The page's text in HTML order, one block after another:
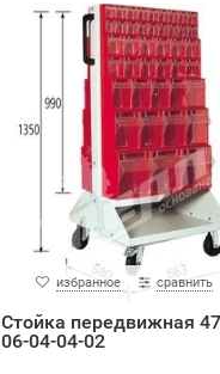
избранное сравнить
Стойка передвижная
06-04-04-02